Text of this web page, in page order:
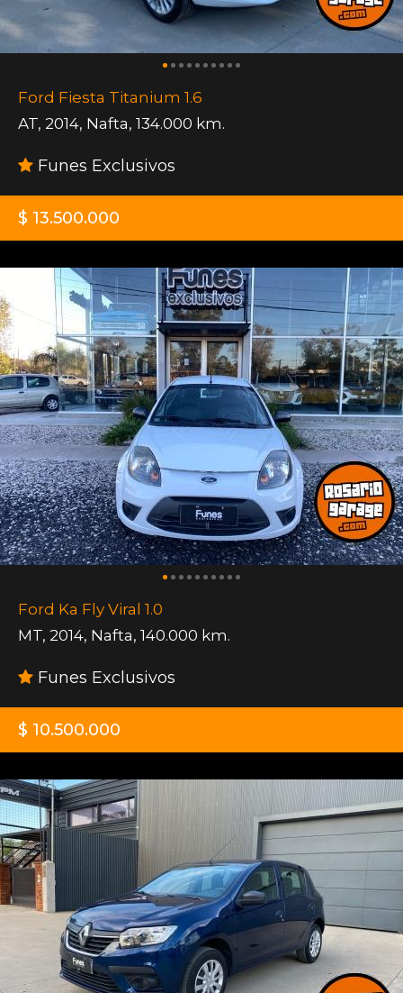
Ford Fiesta Titanium 1.6
AT, 2014, Nafta, 134.000 km.
Funes Exclusivos
$ 13.500.000
Ford Ka Fly Viral 1.0
MT, 2014, Nafta, 140.000 km.
Funes Exclusivos
$ 10.500.000